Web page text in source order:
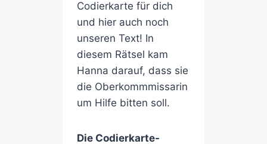
Codierkarte für dich
und hier auch noch
unseren Text! In
diesem Rätsel kam
Hanna darauf, dass sie
die Oberkommmissarin
um Hilfe bitten soll.
Die Codierkarte-